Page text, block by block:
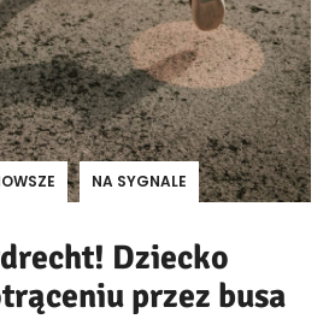
NA SYGNALE
Dziecko
przez busa